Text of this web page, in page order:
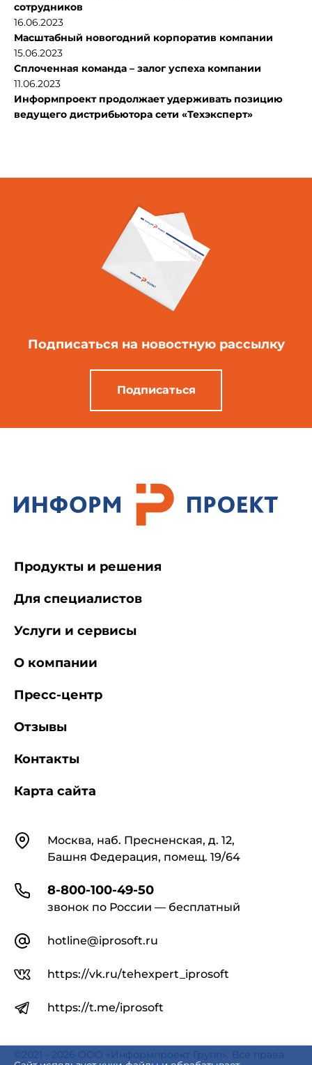
сотрудников
16.06.2023
Масштабный новогодний корпоратив компании
15.06.2023
Сплоченная команда – залог успеха компании
11.06.2023
Информпроект продолжает удерживать позицию
ведущего дистрибьютора сети «Техэксперт»
Подписаться на новостную рассылку
Подписаться
КонтактыМосква, наб. Пресненская, д. 12,
Башня Федерация, помещ. 19/64
8-800-100-49-50
звонок по России — бесплатный
hotline@iprosoft.ru
https://vk.ru/tehexpert_iprosoft
https://t.me/iprosoft
Продукты и решения
Для специалистов
Услуги и сервисы
О компании
Пресс-центр
Отзывы
Контакты
Карта сайта
©2021 - 2026 ООО «Информпроект Групп». Все права